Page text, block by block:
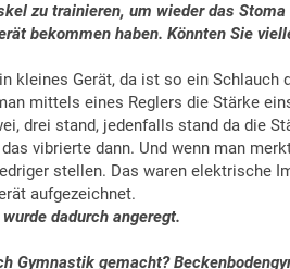
zu trainieren, um wieder das
bekommen haben. Könnten Sie
kleines Gerät, da ist so ein Schlauch
mittels eines Reglers die Stärke
drei stand, jedenfalls stand da die
vibrierte dann. Und wenn man
stellen. Das waren elektrische
aufgezeichnet.
dadurch angeregt.
Gymnastik gemacht?